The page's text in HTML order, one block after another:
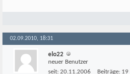
02.09.2010, 18:31
elo22
neuer Benutzer
seit: 20.11.2006 Beiträge: 19